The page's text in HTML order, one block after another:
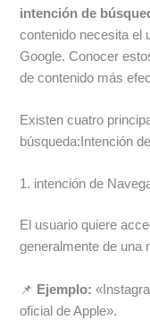
intención de
contenido necesita el
Google. Conocer
de contenido más
Existen cuatro
búsqueda:Intención
1. intención de
El usuario quiere
generalmente de una
📌 Ejemplo:
oficial de Apple».